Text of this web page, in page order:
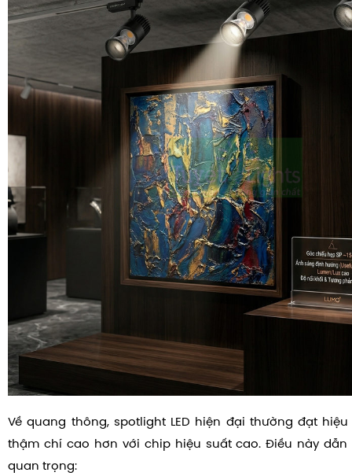
Về quang thông, spotlight LED hiện đại thường đạt hiệu
thậm chí cao hơn với chip hiệu suất cao. Điều này
quan trọng: